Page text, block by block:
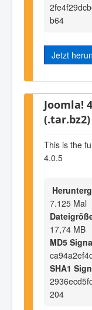
b64
Jetzt
Joomla!
(.tar.bz2)
This is the
4.0.5
7.125 Mal
17,74 MB
MD5
SHA1
204